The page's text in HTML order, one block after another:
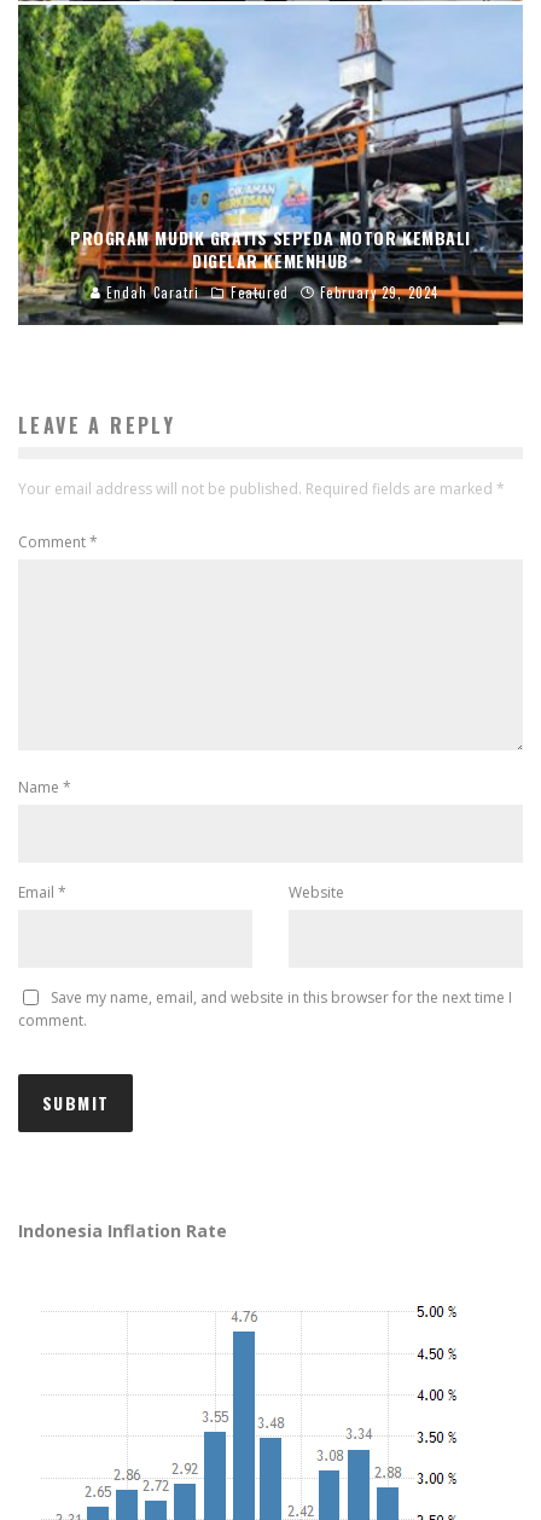
PROGRAM MUDIK GRATIS SEPEDA MOTOR KEMBALI
DIGELAR KEMENHUB
Endah Caratri Featured February 29, 2024
LEAVE A REPLY
Your email address will not be published. Required fields are marked *
Comment*
Name *
Email * Website
Save my name, email, and website in this browser for the next time I
comment.
Indonesia Inflation Rate